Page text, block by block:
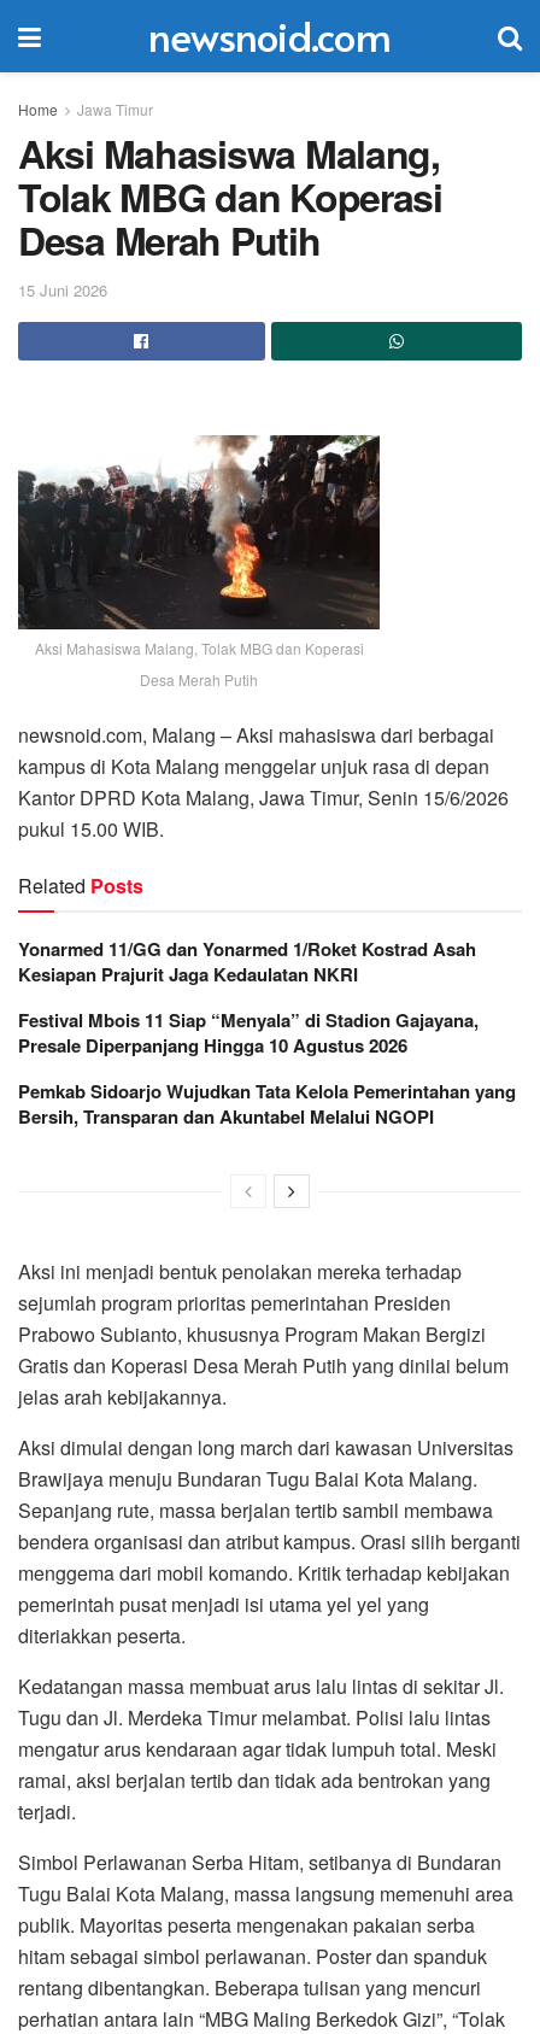
newsnoid.com
Home Jawa Timur
Aksi Mahasiswa Malang,
Tolak MBG dan Koperasi
Desa Merah Putih
15 Juni 2026
Aksi Mahasiswa Malang, Tolak MBG dan Koperasi
Desa Merah Putih
newsnoid.com, Malang – Aksi mahasiswa dari berbagai
kampus di Kota Malang menggelar unjuk rasa di depan
Kantor DPRD Kota Malang, Jawa Timur, Senin 15/6/2026
pukul 15.00 WIB.
Related Posts
Yonarmed 11/GG dan Yonarmed 1/Roket Kostrad Asah
Kesiapan Prajurit Jaga Kedaulatan NKRI
Festival Mbois 11 Siap “Menyala” di Stadion Gajayana,
Presale Diperpanjang Hingga 10 Agustus 2026
Pemkab Sidoarjo Wujudkan Tata Kelola Pemerintahan yang
Bersih, Transparan dan Akuntabel Melalui NGOPI
Aksi ini menjadi bentuk penolakan mereka terhadap
sejumlah program prioritas pemerintahan Presiden
Prabowo Subianto, khususnya Program Makan Bergizi
Gratis dan Koperasi Desa Merah Putih yang dinilai belum
jelas arah kebijakannya.
Aksi dimulai dengan long march dari kawasan Universitas
Brawijaya menuju Bundaran Tugu Balai Kota Malang.
Sepanjang rute, massa berjalan tertib sambil membawa
bendera organisasi dan atribut kampus. Orasi silih berganti
menggema dari mobil komando. Kritik terhadap kebijakan
pemerintah pusat menjadi isi utama yel yel yang
diteriakkan peserta.
Kedatangan massa membuat arus lalu lintas di sekitar Jl.
Tugu dan Jl. Merdeka Timur melambat. Polisi lalu lintas
mengatur arus kendaraan agar tidak lumpuh total. Meski
ramai, aksi berjalan tertib dan tidak ada bentrokan yang
terjadi.
Simbol Perlawanan Serba Hitam, setibanya di Bundaran
Tugu Balai Kota Malang, massa langsung memenuhi area
publik. Mayoritas peserta mengenakan pakaian serba
hitam sebagai simbol perlawanan. Poster dan spanduk
rentang dibentangkan. Beberapa tulisan yang mencuri
perhatian antara lain “MBG Maling Berkedok Gizi”, “Tolak